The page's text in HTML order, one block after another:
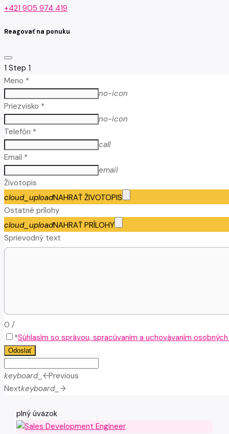
+421 905 974 419
Reagovať na ponuku
1 Step 1
Meno *
no-icon
Priezvisko *
no-icon
Telefón *
call
Email *
email
Životopis
cloud_uploadNAHRAŤ ŽIVOTOPIS
Ostatné prílohy
cloud_uploadNAHRAŤ PRÍLOHY
Sprievodný text
0 /
*Súhlasím so správou, spracúvaním a uchovávaním
Odoslať
keyboard_arrow_leftPrevious
Nextkeyboard_arrow_right
plný úväzok